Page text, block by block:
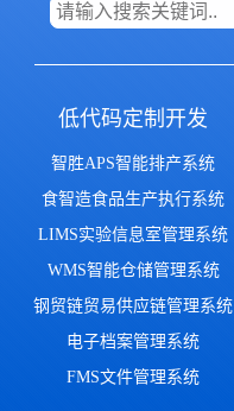
低代码定制开发
智胜APS智能排产系统
食智造食品生产执行系统
LIMS实验信息室管理系统
WMS智能仓储管理系统
钢贸链贸易供应链管理系统
电子档案管理系统
FMS文件管理系统